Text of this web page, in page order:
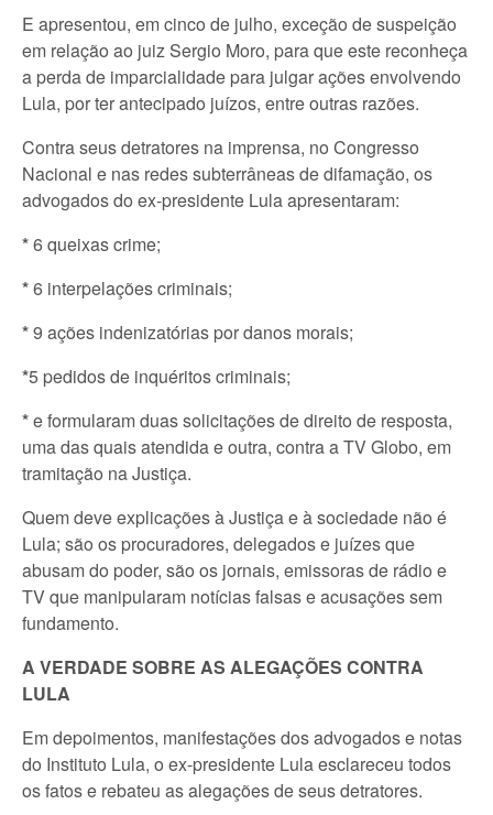
E apresentou, em cinco de julho, exceção de suspeição
em relação ao juiz Sergio Moro, para que este reconheça
a perda de imparcialidade para julgar ações envolvendo
Lula, por ter antecipado juízos, entre outras razões.
Contra seus detratores na imprensa, no Congresso
Nacional e nas redes subterrâneas de difamação, os
advogados do ex-presidente Lula apresentaram:
*6 queixas crime;
*6 interpelações criminais;
*9 ações indenizatórias por danos morais;
*5 pedidos de inquéritos criminais;
*e formularam duas solicitações de direito de resposta,
uma das quais atendida e outra, contra a TV Globo, em
tramitação na Justiça.
Quem deve explicações à Justiça e à sociedade não é
Lula; são os procuradores, delegados e juízes que
abusam do poder, são os jornais, emissoras de rádio e
TV que manipularam notícias falsas e acusações sem
fundamento.
A VERDADE SOBRE AS ALEGAÇÕES CONTRA
LULA
Em depoimentos, manifestações dos advogados e notas
do Instituto Lula, o ex-presidente Lula esclareceu todos
os fatos e rebateu as alegações de seus detratores.